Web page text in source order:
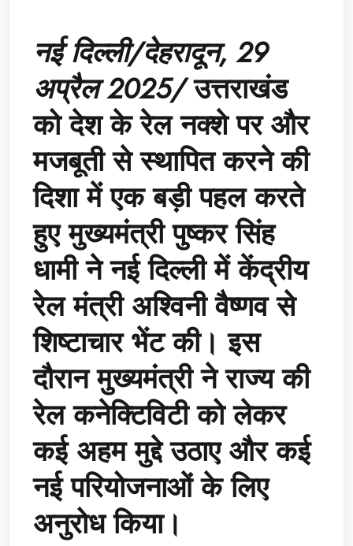
नई दिल्ली/देहरादून, 29
अप्रैल 2025/उत्तराखंड
को देश के रेल नक्शे पर और
मजबूती से स्थापित करने की
दिशा में एक बड़ी पहल करते
हुए मुख्यमंत्रीपुष्कर सिंह
धामीने नई दिल्ली में केंद्रीय
रेल मंत्रीअश्विनी वैष्णवसे
शिष्टाचार भेंट की। इस
दौरान मुख्यमंत्री ने राज्य की
रेल कनेक्टिविटी को लेकर
कई अहम मुद्दे उठाए और कई
नई परियोजनाओं के लिए
अनुरोध किया।